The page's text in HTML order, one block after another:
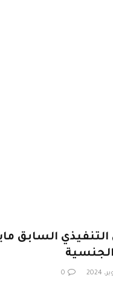
التنفيذي السابق
0